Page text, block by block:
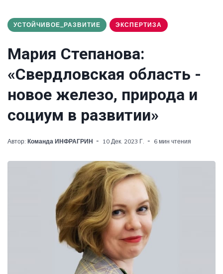
УСТОЙЧИВОЕ_РАЗВИТИЕ ЭКСПЕРТИЗА
Мария Степанова:
«Свердловская область -
новое железо, природа и
социум в развитии»
Автор: Команда ИНФРАГРИН 10 Дек. 2023 Г. 6 мин чтения